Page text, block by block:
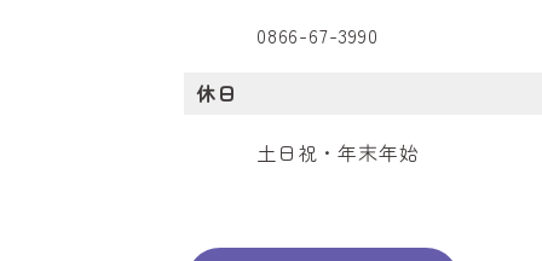
0866-67-3990
休日
土日祝・年末年始